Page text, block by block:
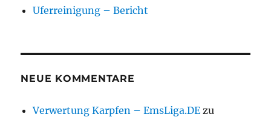
Uferreinigung – Bericht
NEUE KOMMENTARE
Verwertung Karpfen – EmsLiga.DE zu